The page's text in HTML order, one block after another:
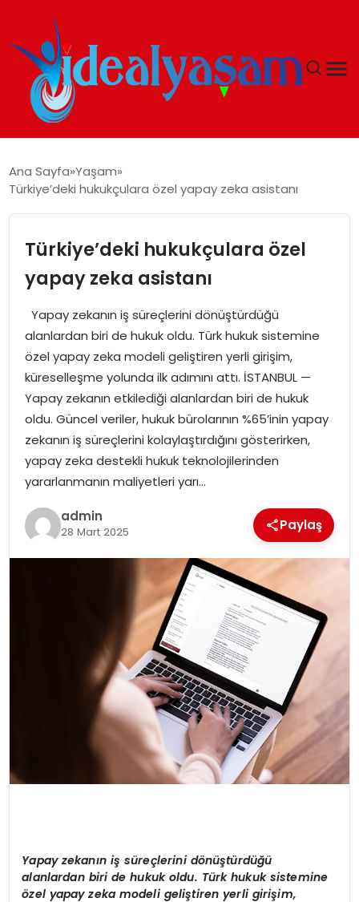
GÜNDEM
EKONOMI
İDEAL YAŞAM
İDEAL SPOR
YAŞAM
MAGAZIN
SAĞLIK
SOSYAL HABER
Ana Sayfa Yaşam
Türkiye’deki hukukçulara özel yapay zeka asistanı
Türkiye’deki hukukçulara özel
yapay zeka asistanı
Yapay zekanın iş süreçlerini dönüştürdüğü
alanlardan biri de hukuk oldu. Türk hukuk sistemine
özel yapay zeka modeli geliştiren yerli girişim,
küreselleşme yolunda ilk adımını attı. İSTANBUL —
Yapay zekanın etkilediği alanlardan biri de hukuk
oldu. Güncel veriler, hukuk bürolarının %65’inin yapay
zekanın iş süreçlerini kolaylaştırdığını gösterirken,
yapay zeka destekli hukuk teknolojilerinden
yararlanmanın maliyetleri yarı…
admin
28 Mart 2025 Paylaş
Yapay zekanın iş süreçlerini dönüştürdüğü
alanlardan biri de hukuk oldu. Türk hukuk sistemine
özel yapay zeka modeli geliştiren yerli girişim,